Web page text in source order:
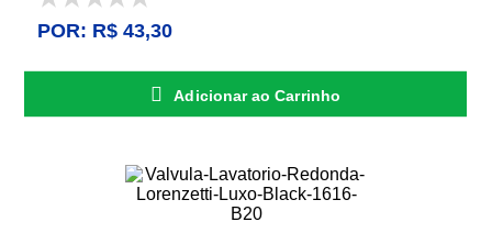
POR: R$ 43,30
Adicionar ao Carrinho